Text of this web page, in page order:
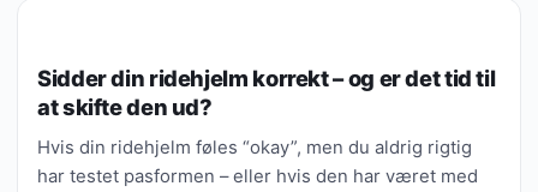
Sidder din ridehjelm korrekt – og er det tid til
at skifte den ud?
Hvis din ridehjelm føles “okay”, men du aldrig rigtig
har testet pasformen – eller hvis den har været med